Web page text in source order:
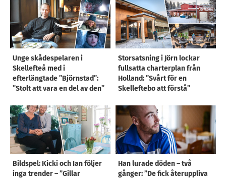
Unge skådespelaren i
Skellefteå med i
efterlängtade ”Björnstad”:
”Stolt att vara en del av den”
Storsatsning i Jörn lockar
fullsatta charterplan från
Holland: ”Svårt för en
Skelleftebo att förstå”
Bildspel: Kicki och Ian följer
inga trender – ”Gillar
Han lurade döden – två
gånger: ”De fick återuppliva